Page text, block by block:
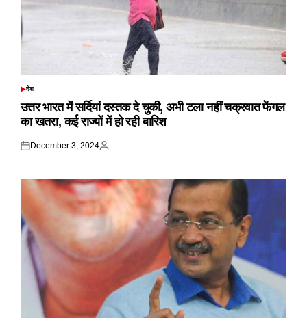
POSTED
देश
उत्तर भारत में सर्दियां दस्तक दे चुकी, अभी टला नहीं चक्रवात फेंगल
का खतरा, कई राज्यों में हो रही बारिश
Posted
December 3, 2024
Posted